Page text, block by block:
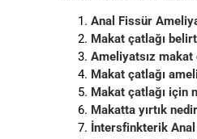
Anal Fissür
Makat çatlağı
Ameliyatsız makat
Makat çatlağı
Makat çatlağı için
Makatta yırtık
İntersfinkterik